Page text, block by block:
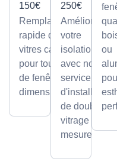
150€
Remplacement
rapide de
vitres cassées,
pour tous types
de fenêtres et
dimensions.
250€
Améliorez
votre
isolation
avec notre
service
d'installation
de double
vitrage sur
mesure.
ou